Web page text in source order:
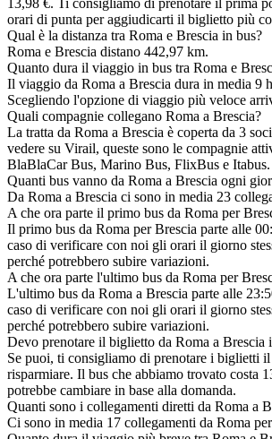
13,98 €. Ti consigliamo di prenotare il prima
orari di punta per aggiudicarti il biglietto più
Qual è la distanza tra Roma e Brescia in bus?
Roma e Brescia distano 442,97 km.
Quanto dura il viaggio in bus tra Roma e
Il viaggio da Roma a Brescia dura in media 9
Scegliendo l'opzione di viaggio più veloce
Quali compagnie collegano Roma a Brescia?
La tratta da Roma a Brescia è coperta da 3
vedere su Virail, queste sono le compagnie
BlaBlaCar Bus, Marino Bus, FlixBus e Itabus.
Quanti bus vanno da Roma a Brescia ogni
Da Roma a Brescia ci sono in media 23
A che ora parte il primo bus da Roma per
Il primo bus da Roma per Brescia parte alle
caso di verificare con noi gli orari il giorno
perché potrebbero subire variazioni.
A che ora parte l'ultimo bus da Roma per
L'ultimo bus da Roma a Brescia parte alle
caso di verificare con noi gli orari il giorno
perché potrebbero subire variazioni.
Devo prenotare il biglietto da Roma a Brescia
Se puoi, ti consigliamo di prenotare i biglietti
risparmiare. Il bus che abbiamo trovato costa
potrebbe cambiare in base alla domanda.
Quanti sono i collegamenti diretti da Roma a
Ci sono in media 17 collegamenti da Roma